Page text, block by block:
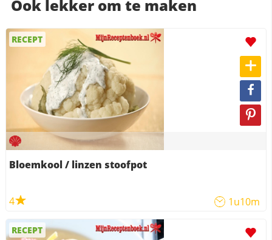
Ook lekker om te maken
RECEPT
Bloemkool / linzen stoofpot
4 1u10m
RECEPT